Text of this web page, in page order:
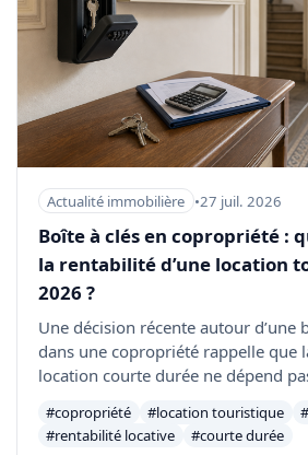
Actualité immobilière •27 juil. 2026
Boîte à clés en copropriété :
la rentabilité d’une location
2026 ?
Une décision récente autour d’une
dans une copropriété rappelle que
location courte durée ne dépend
nuisances et risque juridique
dans la simulation.
#copropriété #location touristique
#rentabilité locative
#courte durée